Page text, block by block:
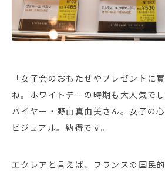
「女子会のおもたせやプレゼントに
ね。ホワイトデーの時期も大人気で
バイヤー・野山真由美さん。女子の
ビジュアル。納得です。
エクレアと言えば、フランスの国民